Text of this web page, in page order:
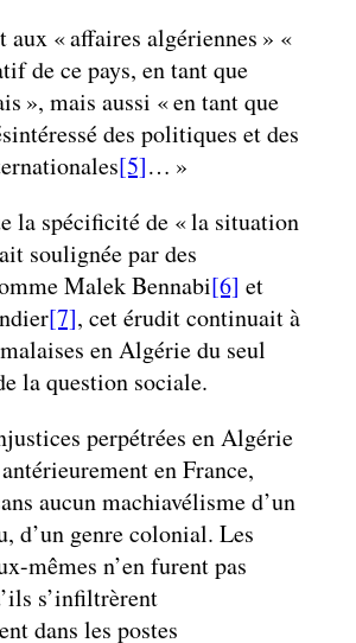
aux « affaires algériennes » «
de ce pays, en tant que
», mais aussi « en tant que
des politiques et des
[5]… »
la spécificité de « la situation
soulignée par des
Malek Bennabi[6] et
[7], cet érudit continuait à
en Algérie du seul
la question sociale.
perpétrées en Algérie
en France,
aucun machiavélisme d’un
d’un genre colonial. Les
mêmes n’en furent pas
s’infiltrèrent
dans les postes